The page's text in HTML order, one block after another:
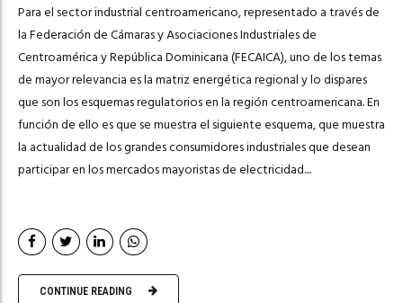
Para el sector industrial centroamericano, representado a través de
la Federación de Cámaras y Asociaciones Industriales de
Centroamérica y República Dominicana (FECAICA), uno de los temas
de mayor relevancia es la matriz energética regional y lo dispares
que son los esquemas regulatorios en la región centroamericana. En
función de ello es que se muestra el siguiente esquema, que muestra
la actualidad de los grandes consumidores industriales que desean
participar en los mercados mayoristas de electricidad....
CONTINUE READING